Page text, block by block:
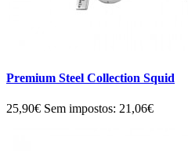
Premium Steel Collection Squid
25,90€ Sem impostos: 21,06€